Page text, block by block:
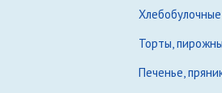
Торты,
Печенье,